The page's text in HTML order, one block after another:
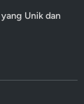
Unik dan